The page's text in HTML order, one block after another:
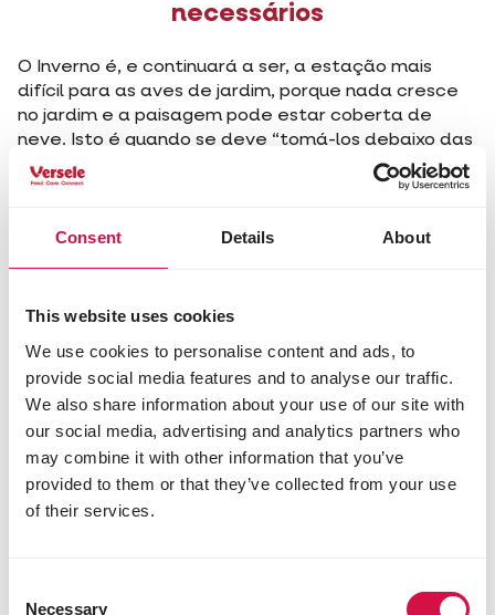
Consent Details About
This website uses cookies
We use cookies to personalise content and ads, to
provide social media features and to analyse our traffic.
We also share information about your use of our site with
our social media, advertising and analytics partners who
may combine it with other information that you’ve
provided to them or that they’ve collected from your use
of their services.
Necessary
necessários
O Inverno é, e continuará a ser, a estação mais
difícil para as aves de jardim, porque nada cresce
no jardim e a paisagem pode estar coberta de
neve. Isto é quando se deve “tomá-los debaixo das
suas asas “e dar-lhes comida de Inverno rica em
energia e gordura. Batatas cozidas, massas ou
são muito apreciadas. No entanto, certifique-se de
também água fresca, com um pouco de açúcar,
Primavera: ganhar forças
À primeira vista, a Primavera pode parecer um
período de abundância, mas as aparências podem
muitas aves já estão ansiosamente à procura de